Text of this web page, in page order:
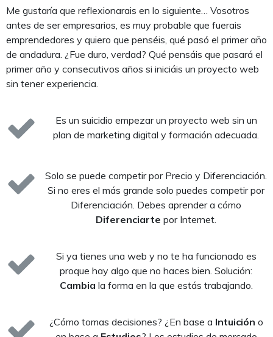
Me gustaría que reflexionarais en lo siguiente… Vosotros
antes de ser empresarios, es muy probable que fuerais
emprendedores y quiero que penséis, qué pasó el primer año
de andadura. ¿Fue duro, verdad? Qué pensáis que pasará el
primer año y consecutivos años si iniciáis un proyecto web
sin tener experiencia.
Es un suicidio empezar un proyecto web sin un
plan de marketing digital y formación adecuada.
Solo se puede competir por Precio y Diferenciación.
Si no eres el más grande solo puedes competir por
Diferenciación. Debes aprender a cómo
Diferenciarte por Internet.
Si ya tienes una web y no te ha funcionado es
proque hay algo que no haces bien. Solución:
Cambia la forma en la que estás trabajando.
¿Cómo tomas decisiones? ¿En base a Intuición o